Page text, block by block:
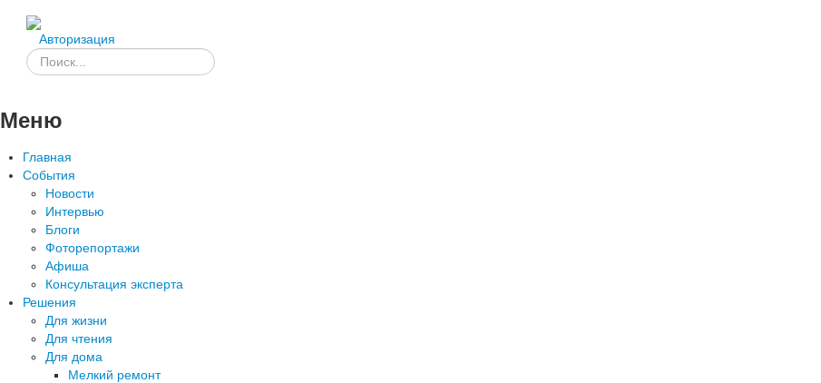
Авторизация
Меню
Главная
События
Новости
Интервью
Блоги
Фоторепортажи
Афиша
Консультация эксперта
Решения
Для жизни
Для чтения
Для дома
Мелкий ремонт